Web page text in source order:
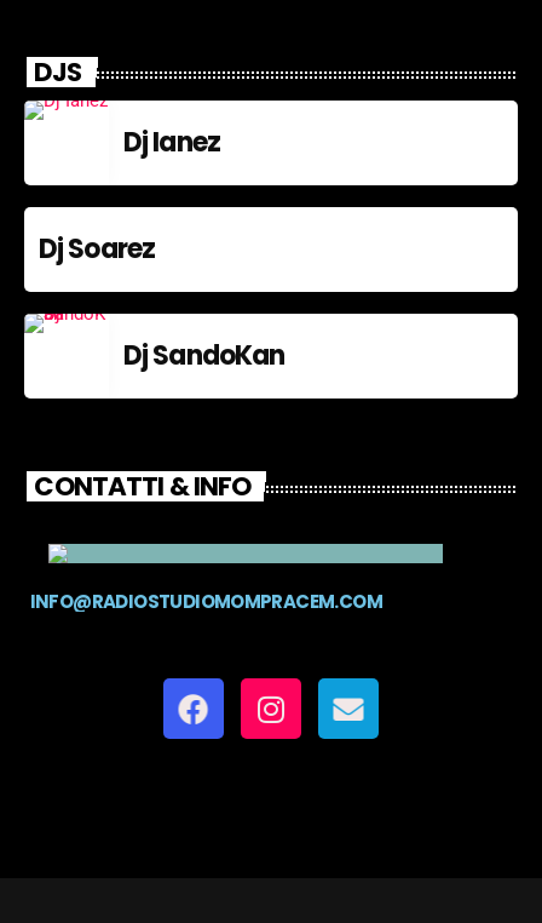
DJS
Dj Ianez
Dj Soarez
Dj SandoKan
CONTATTI & INFO
INFO@RADIOSTUDIOMOMPRACEM.COM